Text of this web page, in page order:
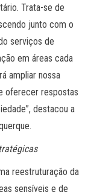
Trata-se de
junto com o
serviços de
em áreas cada
ampliar nossa
oferecer respostas
destacou a
reestruturação da
sensíveis e de